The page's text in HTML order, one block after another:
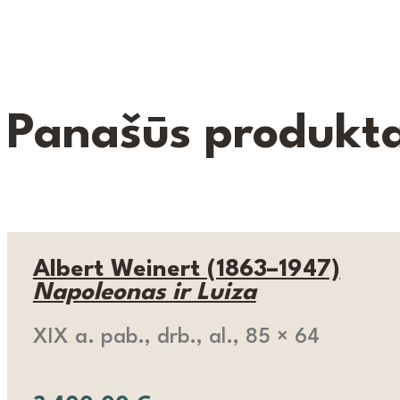
Panašūs
Albert Weinert (1863–1947)
Napoleonas ir Luiza
XIX a. pab., drb., al., 85 × 64